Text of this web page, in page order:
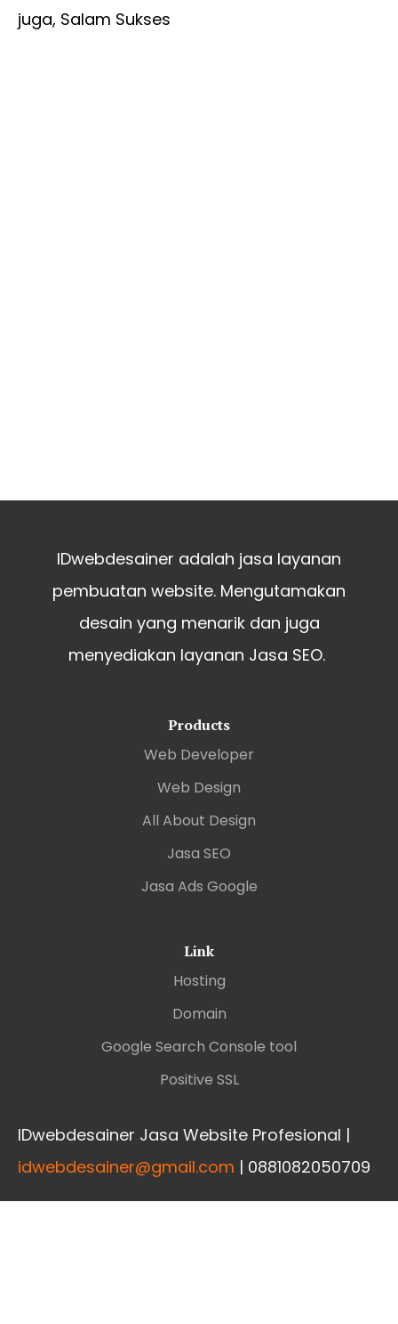
juga, Salam Sukses
IDwebdesainer adalah jasa layanan
pembuatan website. Mengutamakan
desain yang menarik dan juga
menyediakan layanan Jasa SEO.
Products
Web Developer
Web Design
All About Design
Jasa SEO
Jasa Ads Google
Link
Hosting
Domain
Google Search Console tool
Positive SSL
IDwebdesainer Jasa Website Profesional |
idwebdesainer@gmail.com | 0881082050709